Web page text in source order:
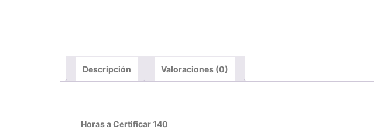
Descripción Valoraciones (0)
Horas a Certificar 140